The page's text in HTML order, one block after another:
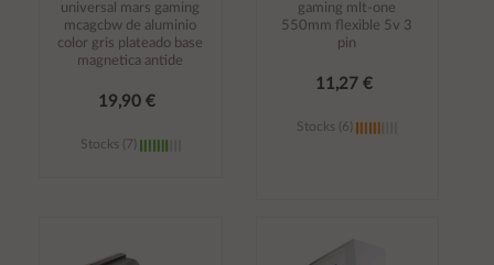
universal mars gaming
mcagcbw de aluminio
color gris plateado base
magnetica antide
19,90 €
Stocks (7)
carrito
gaming mlt-one
550mm flexible 5v 3
pin
11,27 €
Stocks (6)
carrito